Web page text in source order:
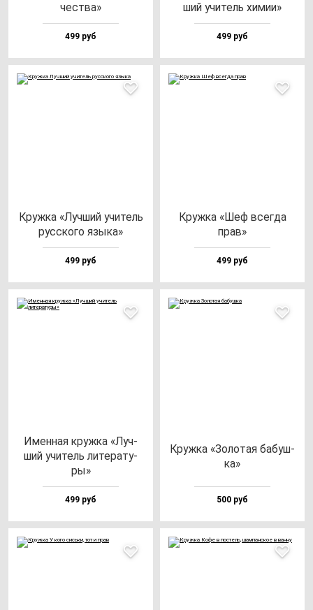
чес­тва»
499 руб
ший учи­тель хи­мии»
499 руб
Круж­ка «Луч­ший учи­тель
рус­ско­го язы­ка»
499 руб
Круж­ка «Шеф всег­да
прав»
499 руб
Имен­ная круж­ка «Луч­
ший учи­тель ли­те­ра­ту­
ры»
499 руб
Круж­ка «Золо­тая ба­буш­
ка»
500 руб